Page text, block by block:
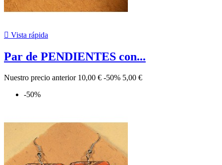
 Vista rápida
Par de PENDIENTES con...
Nuestro precio anterior 10,00 € -50% 5,00 €
-50%